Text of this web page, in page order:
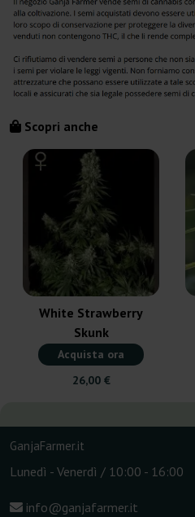
Scopri anche
White Strawberry
Skunk
Acquista ora
26,00 €
GanjaFarmer.it
Lunedì - Venerdì / 10:00 - 16:00
info@ganjafarmer.it